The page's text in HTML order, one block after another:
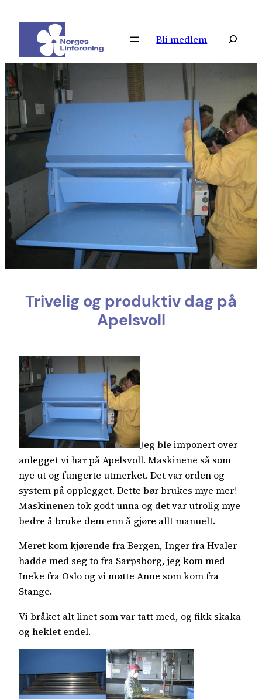
innhold
Bli medlem Søk
Trivelig og produktiv dag på
Apelsvoll
Jeg ble imponert over
anlegget vi har på Apelsvoll. Maskinene så som
nye ut og fungerte utmerket. Det var orden og
system på opplegget. Dette bør brukes mye mer!
Maskinenen tok godt unna og det var utrolig mye
bedre å bruke dem enn å gjøre allt manuelt.
Meret kom kjørende fra Bergen, Inger fra Hvaler
hadde med seg to fra Sarpsborg, jeg kom med
Ineke fra Oslo og vi møtte Anne som kom fra
Stange.
Vi bråket alt linet som var tatt med, og fikk skaka
og heklet endel.